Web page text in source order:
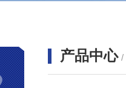
产品中心 /